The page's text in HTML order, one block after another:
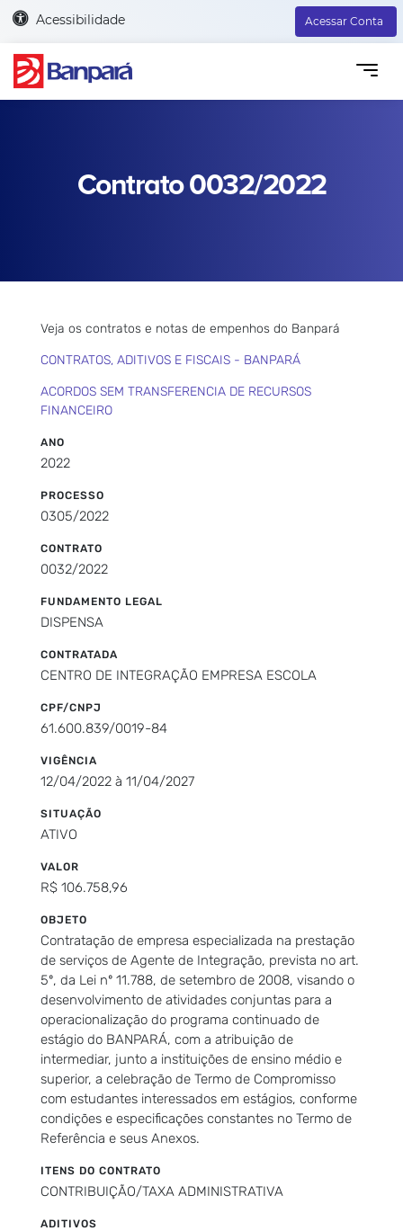
Acessibilidade Acessar Conta
Contrato 0032/2022
Veja os contratos e notas de empenhos do Banpará
CONTRATOS, ADITIVOS E FISCAIS - BANPARÁ
ACORDOS SEM TRANSFERENCIA DE RECURSOS
FINANCEIRO
ANO
2022
PROCESSO
0305/2022
CONTRATO
0032/2022
FUNDAMENTO LEGAL
DISPENSA
CONTRATADA
CENTRO DE INTEGRAÇÃO EMPRESA ESCOLA
CPF/CNPJ
61.600.839/0019-84
VIGÊNCIA
12/04/2022 à 11/04/2027
SITUAÇÃO
ATIVO
VALOR
R$ 106.758,96
OBJETO
Contratação de empresa especializada na prestação
de serviços de Agente de Integração, prevista no art.
5º, da Lei nº 11.788, de setembro de 2008, visando o
desenvolvimento de atividades conjuntas para a
operacionalização do programa continuado de
estágio do BANPARÁ, com a atribuição de
intermediar, junto a instituições de ensino médio e
superior, a celebração de Termo de Compromisso
com estudantes interessados em estágios, conforme
condições e especificações constantes no Termo de
Referência e seus Anexos.
ITENS DO CONTRATO
CONTRIBUIÇÃO/TAXA ADMINISTRATIVA
ADITIVOS